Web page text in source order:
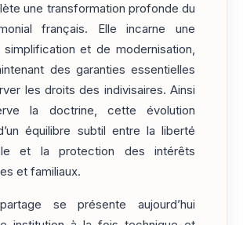
une transformation profonde du
français. Elle incarne une
et de modernisation,
des garanties essentielles
les droits des indivisaires. Ainsi
la doctrine, cette évolution
équilibre subtil entre la liberté
et la protection des intérêts
et familiaux.
se présente aujourd’hui